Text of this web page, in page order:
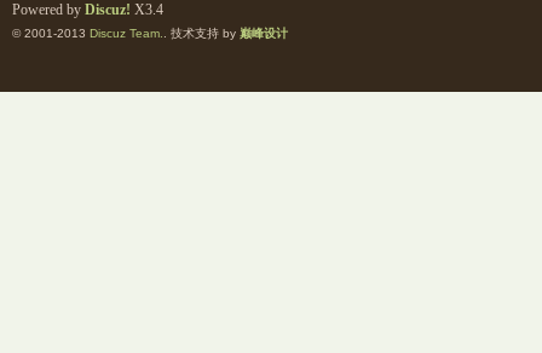
Powered by Discuz! X3.4
© 2001-2013 Discuz Team. . 技术支持 by 巅峰设计